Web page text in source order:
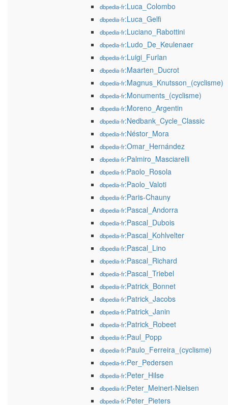
dbpedia-fr:Luca_Colombo
dbpedia-fr:Luca_Gelfi
dbpedia-fr:Luciano_Rabottini
dbpedia-fr:Ludo_De_Keulenaer
dbpedia-fr:Luigi_Furlan
dbpedia-fr:Maarten_Ducrot
dbpedia-fr:Magnus_Knutsson_(cyclisme)
dbpedia-fr:Monuments_(cyclisme)
dbpedia-fr:Moreno_Argentin
dbpedia-fr:Nedbank_Cycle_Classic
dbpedia-fr:Néstor_Mora
dbpedia-fr:Omar_Hernández
dbpedia-fr:Palmiro_Masciarelli
dbpedia-fr:Paolo_Rosola
dbpedia-fr:Paolo_Valoti
dbpedia-fr:Paris-Chauny
dbpedia-fr:Pascal_Andorra
dbpedia-fr:Pascal_Dubois
dbpedia-fr:Pascal_Kohlvelter
dbpedia-fr:Pascal_Lino
dbpedia-fr:Pascal_Richard
dbpedia-fr:Pascal_Triebel
dbpedia-fr:Patrick_Bonnet
dbpedia-fr:Patrick_Jacobs
dbpedia-fr:Patrick_Janin
dbpedia-fr:Patrick_Robeet
dbpedia-fr:Paul_Popp
dbpedia-fr:Paulo_Ferreira_(cyclisme)
dbpedia-fr:Per_Pedersen
dbpedia-fr:Peter_Hilse
dbpedia-fr:Peter_Meinert-Nielsen
dbpedia-fr:Peter_Pieters